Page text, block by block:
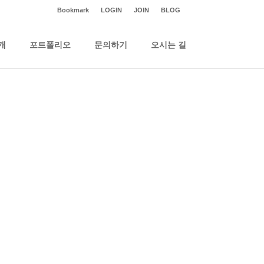
BLOG
JOIN
LOGIN
Bookmark
포트폴리오 문의하기 오시는 길